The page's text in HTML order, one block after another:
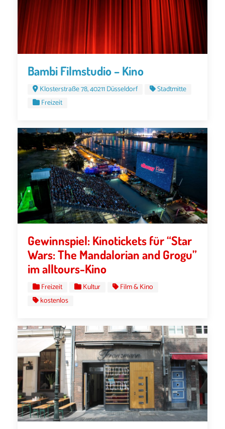
Bambi Filmstudio – Kino
Klosterstraße 78, 40211 Düsseldorf
Stadtmitte
Freizeit
Gewinnspiel: Kinotickets für “Star
Wars: The Mandalorian and Grogu”
im alltours-Kino
Freizeit Kultur
Film & Kino
kostenlos